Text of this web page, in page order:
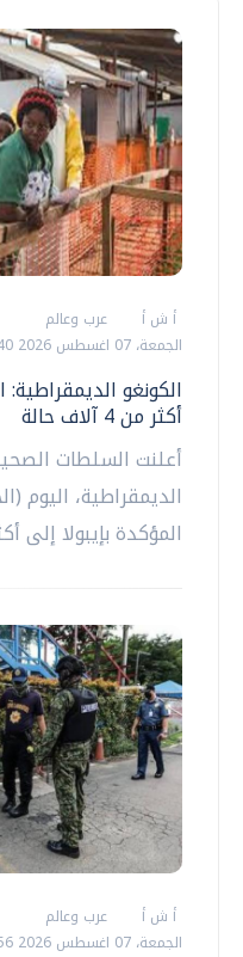
أ ش أ
عرب وعالم
الجمعة، 07 اغسطس 2026 09:40 ص
الكونغو الديمقراطية:
أكثر من 4 آلاف حالة
أعلنت السلطات
الديمقراطية، اليوم
المؤكدة بإيبولا إلى أكثر من 4
أ ش أ
عرب وعالم
الجمعة، 07 اغسطس 2026 08:56 ص